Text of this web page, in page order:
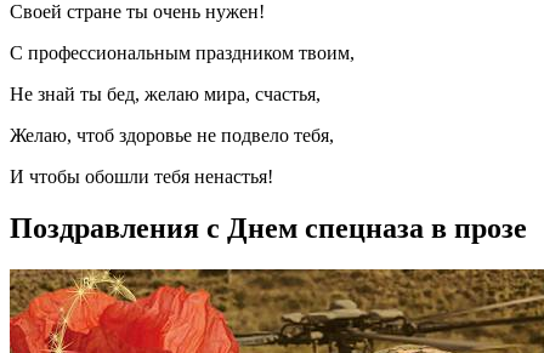
Своей стране ты очень нужен!
С профессиональным праздником твоим,
Не знай ты бед, желаю мира, счастья,
Желаю, чтоб здоровье не подвело тебя,
И чтобы обошли тебя ненастья!
Поздравления с Днем спецназа в прозе